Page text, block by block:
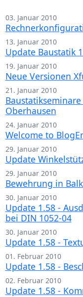
03. Januar 2010
13. Januar 2010
Update Baustatik
19. Januar 2010
Neue Versionen
21. Januar 2010
Oberhausen
24. Januar 2010
Welcome to
29. Januar 2010
Update
29. Januar 2010
Bewehrung in
30. Januar 2010
Update 1.58 -
bei DIN 1052-04
30. Januar 2010
Update 1.58 -
01. Februar 2010
Update 1.58 -
02. Februar 2010
Update 1.58 -